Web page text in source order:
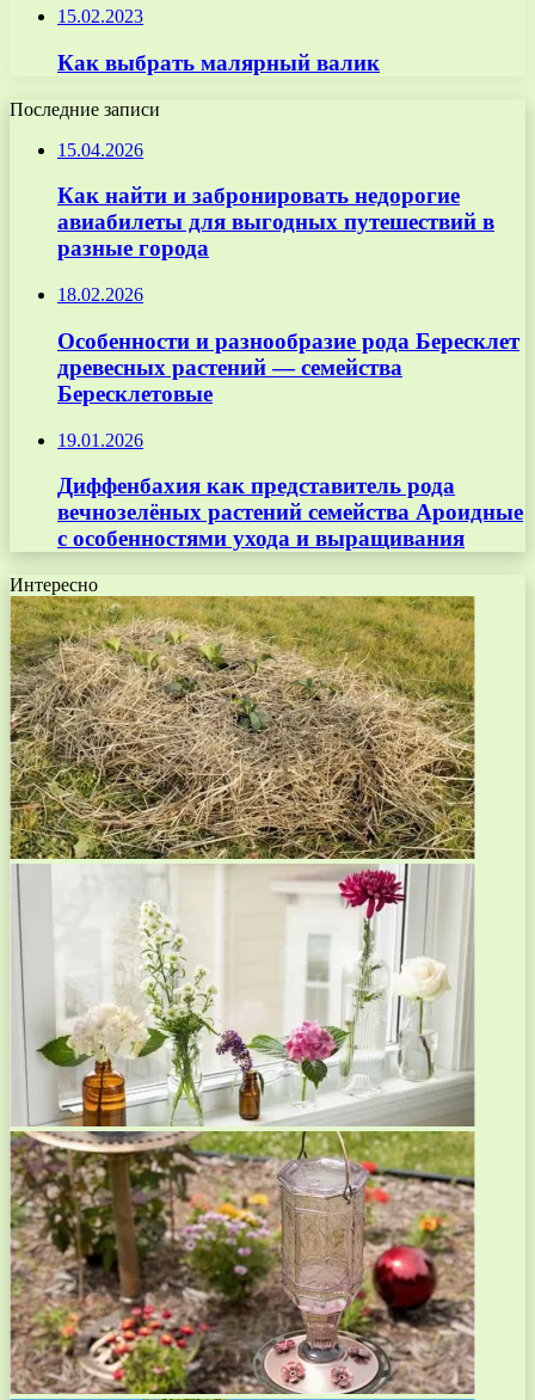
15.02.2023
Как выбрать малярный валик
Последние записи
15.04.2026
Как найти и забронировать недорогие
авиабилеты для выгодных путешествий в
разные города
18.02.2026
Особенности и разнообразие рода Бересклет
древесных растений — семейства
Бересклетовые
19.01.2026
Диффенбахия как представитель рода
вечнозелёных растений семейства Ароидные
с особенностями ухода и выращивания
Интересно